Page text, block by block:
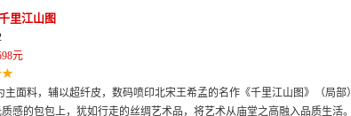
里江山图
元
主面料，辅以超纤皮，数码喷印北宋王希孟的名作《千里江山图》（局部
感的包包上，犹如行走的丝绸艺术品，将艺术从庙堂之高融入品质生活。